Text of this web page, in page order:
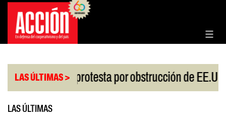
Saltar
contenido
LAS ÚLTIMAS >
| China protesta por obstrucción de EE.UU
LAS ÚLTIMAS